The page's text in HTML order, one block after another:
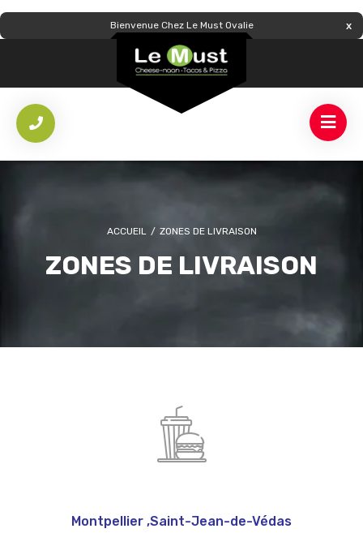
Bienvenue Chez Le Must Ovalie
ACCUEIL / ZONES DE LIVRAISON
ZONES DE LIVRAISON
Montpellier ,Saint-Jean-de-Védas